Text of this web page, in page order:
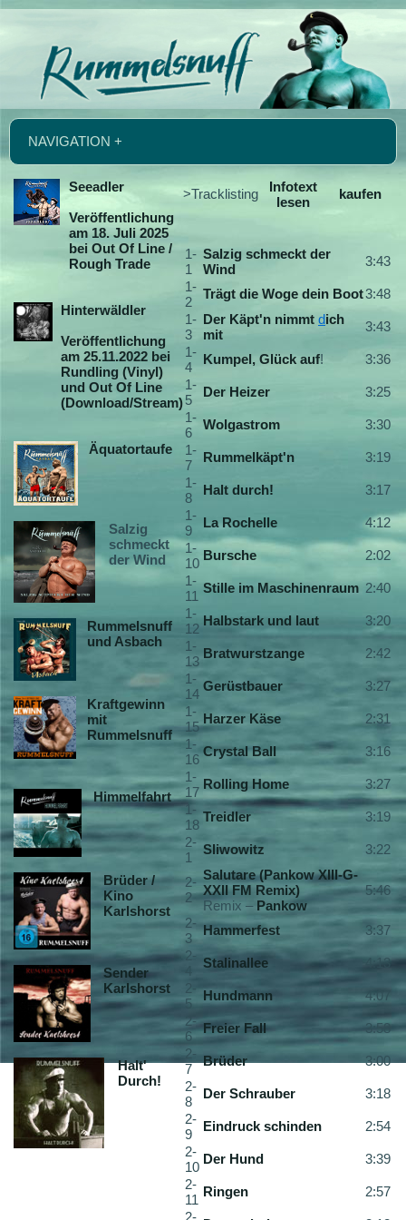
NAVIGATION +
Seeadler
Veröffentlichung
am 18. Juli 2025
bei Out Of Line /
Rough Trade
Hinterwäldler
Veröffentlichung
am 25.11.2022 bei
Rundling (Vinyl)
und Out Of Line
(Download/Stream)
Äquatortaufe
Salzig
schmeckt
der Wind
Rummelsnuff
und Asbach
Kraftgewinn
mit
Rummelsnuff
Himmelfahrt
Brüder /
Kino
Karlshorst
Sender
Karlshorst
Halt'
Durch!
>Tracklisting
Infotext
lesen
kaufen
1-
1
Salzig schmeckt der
Wind
3:43
1-
2
Trägt die Woge dein Boot3:48
1-
3
Der Käpt'n nimmt dich
mit
3:43
1-
4
Kumpel, Glück auf!
3:36
1-
5
Der Heizer
3:25
1-
6
Wolgastrom
3:30
1-
7
Rummelkäpt'n
3:19
1-
8
Halt durch!
3:17
1-
9
La Rochelle
4:12
1-
10
Bursche
2:02
1-
11
Stille im Maschinenraum 2:40
1-
12
Halbstark und laut
3:20
1-
13
Bratwurstzange
2:42
1-
14
Gerüstbauer
3:27
1-
15
Harzer Käse
2:31
1-
16
Crystal Ball
3:16
1-
17
Rolling Home
3:27
1-
18
Treidler
3:19
2-
1
Sliwowitz 3:22
2-
2
Salutare (Pankow XIII-G-
XXII FM Remix)
Remix – Pankow
5:46
2-
3
Hammerfest
3:37
2- Stalinallee
4:13
2-
5
Hundmann
4:07
2-
6
Freier Fall
3:58
2-
7
Brüder
3:00
2-
8
Der Schrauber
3:18
2-
9
Eindruck schinden
2:54
2-
10
Der Hund
3:39
2-
11
Ringen
2:57